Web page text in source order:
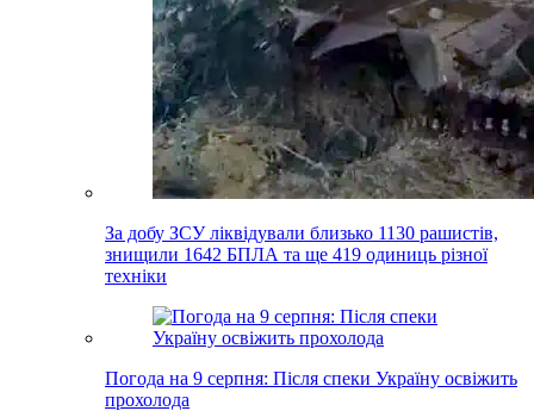
За добу ЗСУ ліквідували близько 1130 рашистів,
знищили 1642 БПЛА та ще 419 одиниць різної
техніки
Погода на 9 серпня: Після спеки Україну освіжить
прохолода